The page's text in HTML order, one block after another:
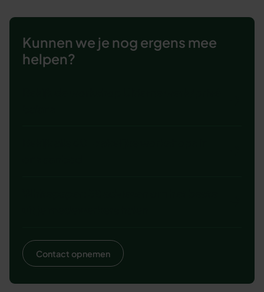
Kunnen we je nog ergens mee
helpen?
Contact opnemen